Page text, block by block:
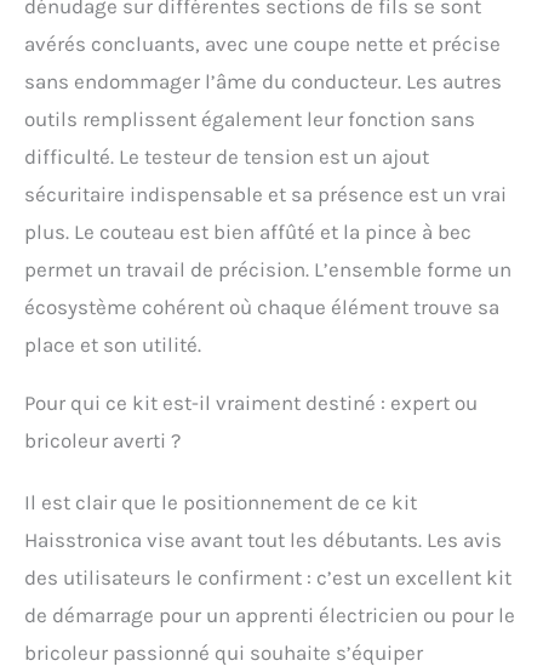
dénudage sur différentes sections de fils se sont
avérés concluants, avec une coupe nette et précise
sans endommager l’âme du conducteur. Les autres
outils remplissent également leur fonction sans
difficulté. Le testeur de tension est un ajout
sécuritaire indispensable et sa présence est un vrai
plus. Le couteau est bien affûté et la pince à bec
permet un travail de précision. L’ensemble forme un
écosystème cohérent où chaque élément trouve sa
place et son utilité.
Pour qui ce kit est-il vraiment destiné : expert ou
bricoleur averti ?
Il est clair que le positionnement de ce kit
Haisstronica vise avant tout les débutants. Les avis
des utilisateurs le confirment : c’est un excellent kit
de démarrage pour un apprenti électricien ou pour le
bricoleur passionné qui souhaite s’équiper